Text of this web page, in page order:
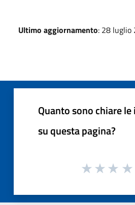
Ultimo aggiornamento: 28 luglio
Quanto sono chiare
su questa pagina?